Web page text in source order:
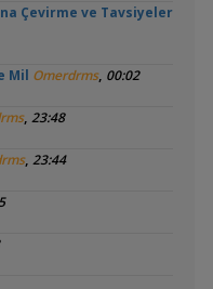
Çevirme ve Tavsiyeler
Mil Omerdrms, 00:02
, 23:48
, 23:44